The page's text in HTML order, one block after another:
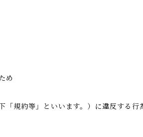
め
「規約等」といいます。）に違反する行